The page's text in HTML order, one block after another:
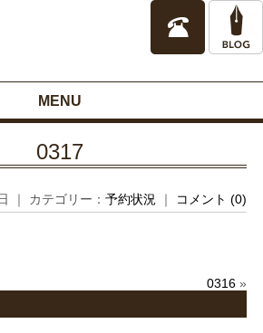
MENU
0317
｜ カテゴリー：予約状況 ｜ コメント (0)
0316 »